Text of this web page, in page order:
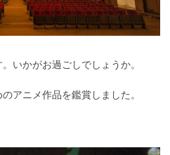
いかがお過ごしでしょうか。
アニメ作品を鑑賞しました。